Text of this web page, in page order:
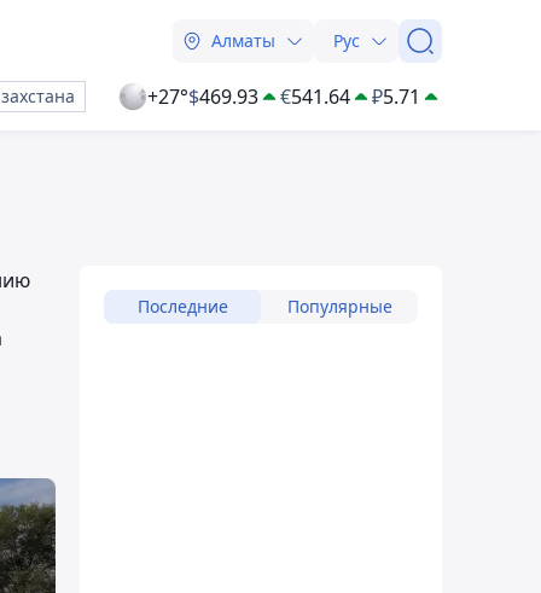
Алматы Рус
+27°$469.93 €541.64 ₽5.71
Последние Популярные